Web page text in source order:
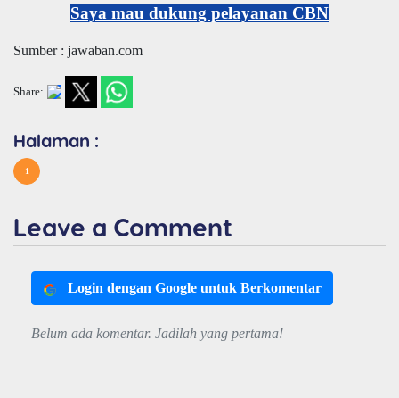
Saya mau dukung pelayanan CBN
Sumber : jawaban.com
Share:
Halaman :
1
Leave a Comment
Login dengan Google untuk Berkomentar
Belum ada komentar. Jadilah yang pertama!